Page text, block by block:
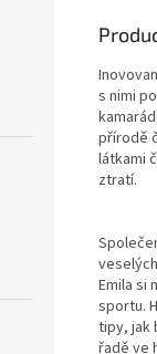
s nimi
přírodě
látkami
ztratí.
Emila si
sportu.
tipy, jak
řadě ve